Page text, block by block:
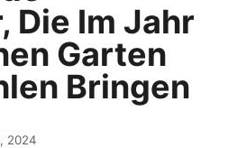
Die Im Jahr
Garten
Bringen
2024